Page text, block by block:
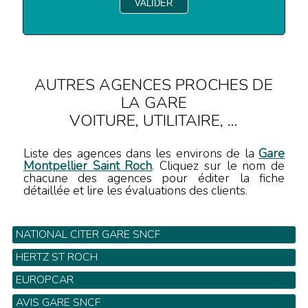
AUTRES AGENCES PROCHES DE
LA GARE
VOITURE, UTILITAIRE, ...
Liste des agences dans les environs de laGare
Montpellier Saint Roch. Cliquez sur le nom de
chacune des agences pour éditer la fiche
détaillée et lire les évaluations des clients.
NATIONAL CITER GARE SNCF
Gare SNCF - Tel: 04 67 06 51 80
HERTZ ST ROCH
1 Rue Grand St Jean - Tel: 04 67 06 87 90
EUROPCAR
Gare SNCF - Tel: 0 825 003 036
AVIS GARE SNCF